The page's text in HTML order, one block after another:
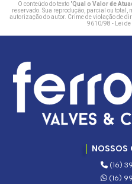
O conteúdo do texto "Qual o Valor de
reservado. Sua reprodução, parcial ou
autorização do autor. Crime de violação de
9610/98 - Lei
NOSSOS
(16)
(16)